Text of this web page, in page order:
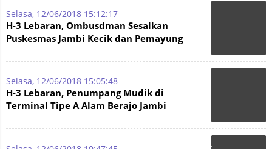
Selasa, 12/06/2018 15:12:17
H-3 Lebaran, Ombusdman Sesalkan
Puskesmas Jambi Kecik dan Pemayung
Selasa, 12/06/2018 15:05:48
H-3 Lebaran, Penumpang Mudik di
Terminal Tipe A Alam Berajo Jambi